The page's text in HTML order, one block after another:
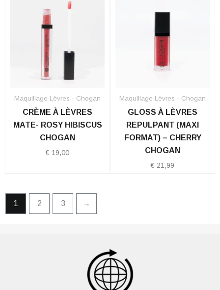
Maquillage Lèvres - Chogan
CRÈME À LÈVRES
MATE- ROSY HIBISCUS
CHOGAN
€ 19,00
Maquillage Lèvres - Chogan
GLOSS À LÈVRES
REPULPANT (MAXI
FORMAT) – CHERRY
CHOGAN
€ 21,99
1 2 3 →